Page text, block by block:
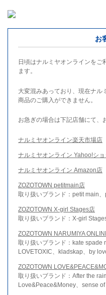
お
日頃はナルミヤオンラインを
ます。
大変混みあっており、現在ナル
商品のご購入ができません。
お急ぎの場合は下記店舗にて、
ナルミヤオンライン楽天市場店
ナルミヤオンライン Yahoo!シ
ナルミヤオンライン Amazon店
ZOZOTOWN petitmain店
取り扱いブランド：petit main
ZOZOTOWN X-girl Stages店
取り扱いブランド：X-girl
ZOZOTOWN NARUMIYA
取り扱いブランド：kate spade
LOVETOXIC、kladskap、by
ZOZOTOWN
取り扱いブランド：After the
Love&Peace&Money、sense